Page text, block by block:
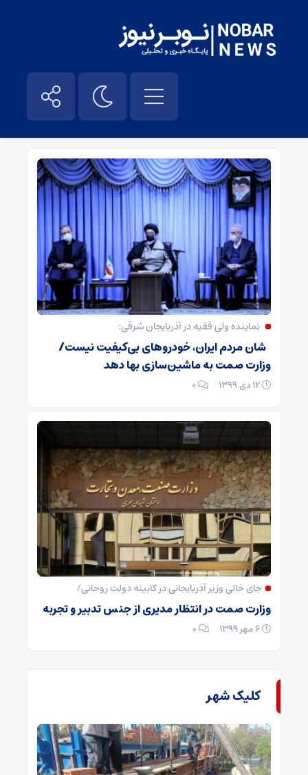
رزم حسینی – نوبر نیوز
نماینده ولی فقیه در آذربایجان شرقی:
شان مردم ایران، خودروهای بی‌کیفیت نیست/
وزارت صمت به ماشین‌سازی بها دهد
۰
جای خالی وزیر آذربایجانی در کابینه دولت روحانی/
وزارت صمت در انتظار مدیری از جنس تدبیر و تجربه
۰
کلیک شهر